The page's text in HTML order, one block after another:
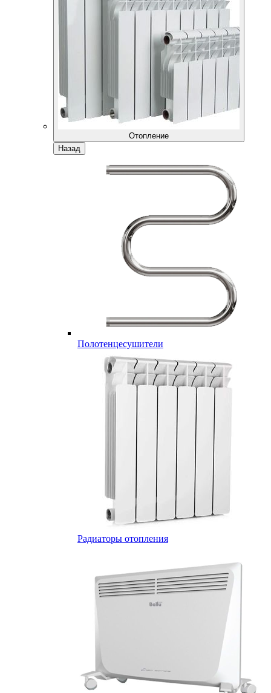
Отопление
Назад
Полотенцесушители
Радиаторы отопления